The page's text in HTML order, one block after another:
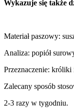
Wykazuje się także
Materiał paszowy:
Analiza: popiół
Przeznaczenie: króliki
Zalecany sposób
2-3 razy w tygodniu.